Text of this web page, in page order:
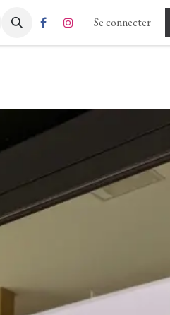
Rgpd - Conditions d'utilisation
Se connecter